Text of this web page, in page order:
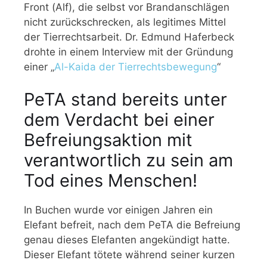
Front (Alf), die selbst vor Brandanschlägen
nicht zurückschrecken, als legitimes Mittel
der Tierrechtsarbeit. Dr. Edmund Haferbeck
drohte in einem Interview mit der Gründung
einer „Al-Kaida der Tierrechtsbewegung“
PeTA stand bereits unter
dem Verdacht bei einer
Befreiungsaktion mit
verantwortlich zu sein am
Tod eines Menschen!
In Buchen wurde vor einigen Jahren ein
Elefant befreit, nach dem PeTA die Befreiung
genau dieses Elefanten angekündigt hatte.
Dieser Elefant tötete während seiner kurzen